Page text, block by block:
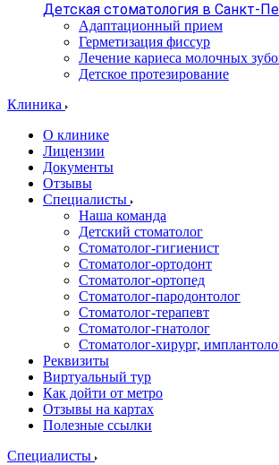
Детская стоматология в Санкт-
Адаптационный прием
Герметизация фиссур
Лечение кариеса молочных
Детское протезирование
Клиника
О клинике
Лицензии
Документы
Отзывы
Специалисты
Наша команда
Детский стоматолог
Стоматолог-гигиенист
Стоматолог-ортодонт
Стоматолог-ортопед
Стоматолог-пародонтолог
Стоматолог-терапевт
Стоматолог-гнатолог
Стоматолог-хирург,
Реквизиты
Виртуальный тур
Как дойти от метро
Отзывы на картах
Полезные ссылки
Специалисты